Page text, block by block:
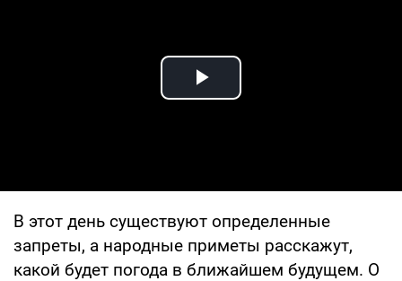
Play Video
В этот день существуют определенные
запреты, а народные приметы расскажут,
какой будет погода в ближайшем будущем. О